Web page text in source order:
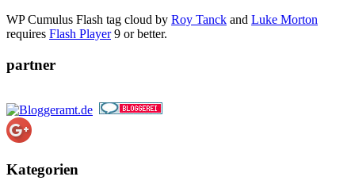
WP Cumulus Flash tag cloud by Roy Tanck and Luke Morton
requires Flash Player9 or better.
partner
Kategorien